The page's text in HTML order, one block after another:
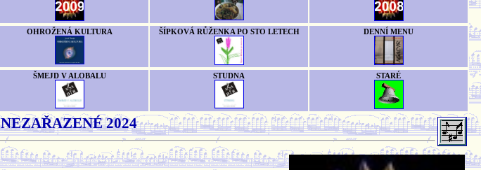
OHROŽENÁ KULTURA ŠÍPKOVÁ RŮŽENKA PO STO LETECH DENNÍ MENU
ŠMEJD V ALOBALU STUDNA STARÉ
NEZAŘAZENÉ 2024